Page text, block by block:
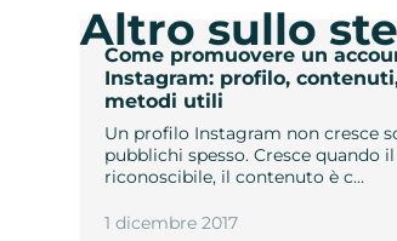
Come promuovere un
Instagram: profilo,
metodi utili
Un profilo Instagram non cresce
pubblichi spesso. Cresce quando
riconoscibile, il contenuto è c…
1 dicembre 2017
Altro sullo